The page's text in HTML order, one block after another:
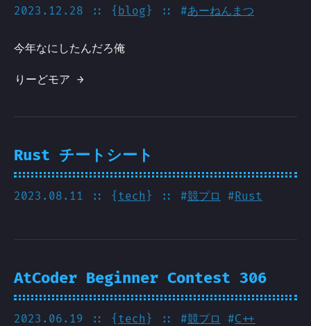
2023.12.28 :: { blog } :: #あーねんまつ
今年なにしたんだろ俺
りーどモア →
Rust チートシート
2023.08.11 :: { tech } :: #競プロ #Rust
AtCoder Beginner Contest 306
2023.06.19 :: { tech } :: #競プロ #C++